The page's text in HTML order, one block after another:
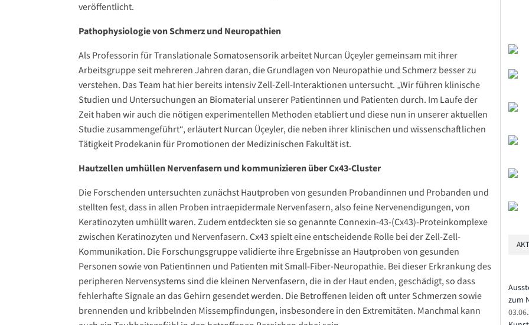
veröffentlicht.
Pathophysiologie von Schmerz und Neuropathien
Als Professorin für Translationale Somatosensorik arbeitet Nurcan Üçeyler gemeinsam mit ihrer
Arbeitsgruppe seit mehreren Jahren daran, die Grundlagen von Neuropathie und Schmerz besser zu
verstehen. Das Team hat hier bereits intensiv Zell-Zell-Interaktionen untersucht. „Wir führen klinische
Studien und Untersuchungen an Biomaterial unserer Patientinnen und Patienten durch. Im Laufe der
Zeit haben wir auch die nötigen experimentellen Methoden etabliert und diese nun in unserer aktuellen
Studie zusammengeführt“, erläutert Nurcan Üçeyler, die neben ihrer klinischen und wissenschaftlichen
Tätigkeit Prodekanin für Promotionen der Medizinischen Fakultät ist.
Hautzellen umhüllen Nervenfasern und kommunizieren über Cx43-Cluster
Die Forschenden untersuchten zunächst Hautproben von gesunden Probandinnen und Probanden und
stellten fest, dass in allen Proben intraepidermale Nervenfasern, also feine Nervenendigungen, von
Keratinozyten umhüllt waren. Zudem entdeckten sie so genannte Connexin-43-(Cx43)-Proteinkomplexe
zwischen Keratinozyten und Nervenfasern. Cx43 spielt eine entscheidende Rolle bei der Zell-Zell-
Kommunikation. Die Forschungsgruppe validierte ihre Ergebnisse an Hautproben von gesunden
Personen sowie von Patientinnen und Patienten mit Small-Fiber-Neuropathie. Bei dieser Erkrankung des
peripheren Nervensystems sind die kleinen Nervenfasern, die in der Haut enden, geschädigt, so dass
fehlerhafte Signale an das Gehirn gesendet werden. Die Betroffenen leiden oft unter Schmerzen sowie
brennenden und kribbelnden Missempfindungen, insbesondere in den Extremitäten. Manchmal kann
zum